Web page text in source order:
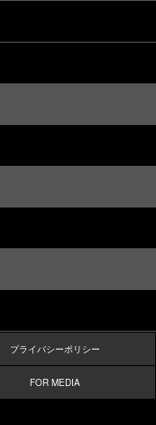
プライバシーポリシー
FOR MEDIA